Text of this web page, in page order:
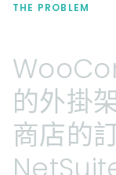
THE PROBLEM
的外掛
商店的